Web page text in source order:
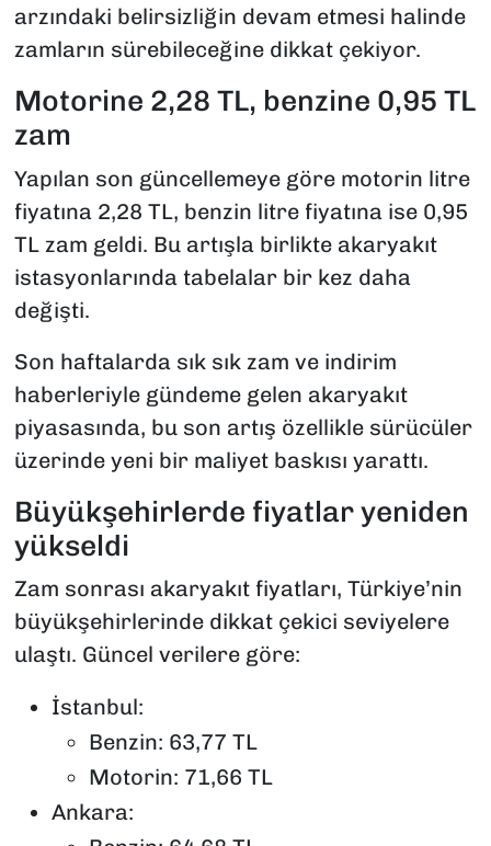
arzındaki belirsizliğin devam etmesi halinde
zamların sürebileceğine dikkat çekiyor.
Motorine 2,28 TL, benzine 0,95 TL
zam
Yapılan son güncellemeye göre motorin litre
fiyatına 2,28 TL, benzin litre fiyatına ise 0,95
TL zam geldi. Bu artışla birlikte akaryakıt
istasyonlarında tabelalar bir kez daha
değişti.
Son haftalarda sık sık zam ve indirim
haberleriyle gündeme gelen akaryakıt
piyasasında, bu son artış özellikle sürücüler
üzerinde yeni bir maliyet baskısı yarattı.
Büyükşehirlerde fiyatlar yeniden
yükseldi
Zam sonrası akaryakıt fiyatları, Türkiye’nin
büyükşehirlerinde dikkat çekici seviyelere
ulaştı. Güncel verilere göre:
İstanbul:
Benzin: 63,77 TL
Motorin: 71,66 TL
Ankara: